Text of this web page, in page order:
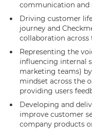
communication and
Driving customer
journey and
collaboration across
Representing the
influencing internal
marketing teams)
mindset across the
providing users
Developing and
improve customer
company products